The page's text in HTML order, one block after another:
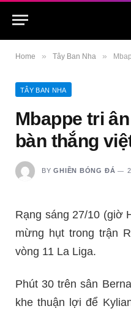
Home » Tây Ban Nha »
TÂY BAN NHA
Mbappe tri
bàn thắng
BY GHIỀN BÓNG ĐÁ
Rạng sáng 27/10 (giờ
mừng hụt trong trận
vòng 11 La Liga.
Phút 30 trên sân
khe thuận lợi để